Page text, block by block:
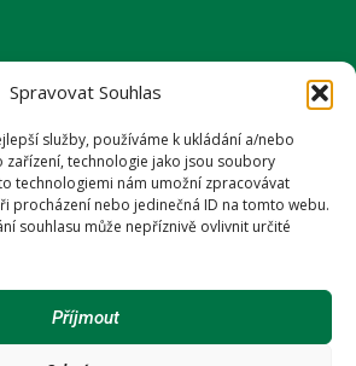
Spravovat Souhlas
služby, používáme k ukládání a/nebo
technologie jako jsou soubory
technologiemi nám umožní zpracovávat
procházení nebo jedinečná ID na tomto webu.
souhlasu může nepříznivě ovlivnit určité
Příjmout